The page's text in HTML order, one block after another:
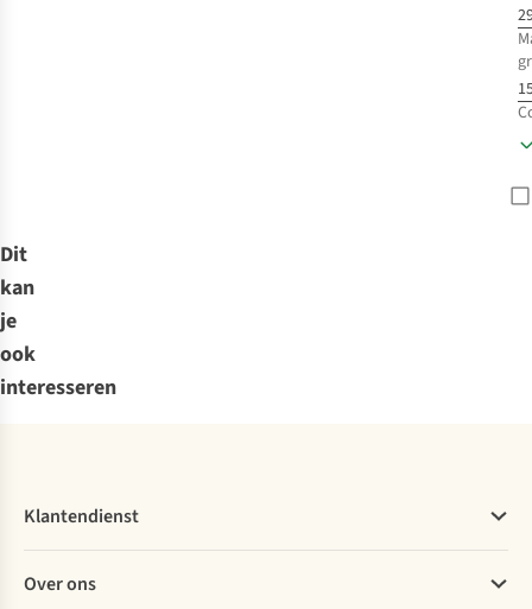
Dit
kan
je
ook
interesseren
Klantendienst
Bestellen
Over ons